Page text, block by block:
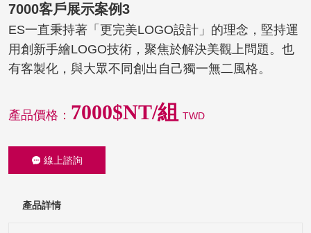
7000客戶展示案例3
ES一直秉持著「更完美LOGO設計」的理念，堅持運
用創新手繪LOGO技術，聚焦於解決美觀上問題。也
有客製化，與大眾不同創出自己獨一無二風格。
產品價格： 7000$NT/組 TWD
線上諮詢
產品詳情